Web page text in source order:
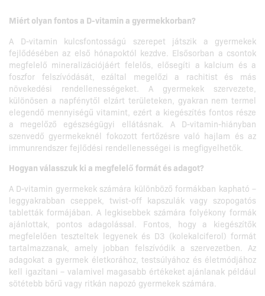
Miért olyan fontos a D-vitamin a gyermekkorban?
A D-vitamin kulcsfontosságú szerepet játszik a gyermekek
fejlődésében az első hónapoktól kezdve. Elsősorban a csontok
megfelelő mineralizációjáért felelős, elősegíti a kalcium és a
foszfor felszívódását, ezáltal megelőzi a rachitist és más
növekedési rendellenességeket. A gyermekek szervezete,
különösen a napfénytől elzárt területeken, gyakran nem termel
elegendő mennyiségű vitamint, ezért a kiegészítés fontos része
a megelőző egészségügyi ellátásnak. A D-vitamin-hiányban
szenvedő gyermekeknél fokozott fertőzésre való hajlam és az
immunrendszer fejlődési rendellenességei is megfigyelhetők.
Hogyan válasszuk ki a megfelelő formát és adagot?
A D-vitamin gyermekek számára különböző formákban kapható –
leggyakrabban cseppek, twist-off kapszulák vagy szopogatós
tabletták formájában. A legkisebbek számára folyékony formák
ajánlottak, pontos adagolással. Fontos, hogy a kiegészítők
megfelelően teszteltek legyenek és D3 (kolekalciferol) formát
tartalmazzanak, amely jobban felszívódik a szervezetben. Az
adagokat a gyermek életkorához, testsúlyához és életmódjához
kell igazítani – valamivel magasabb értékeket ajánlanak például
sötétebb bőrű vagy ritkán napozó gyermekek számára.